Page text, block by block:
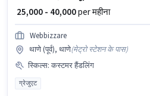
₹ 25,000 - 40,000per महीना
Webbizzare
थाणे (पूर्व), थाणे(मेट्रो स्टेशन के पास)
स्किल्स: कस्टमर हैंडलिंग
ग्रेजुएट